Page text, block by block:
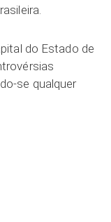
do Estado de
se qualquer